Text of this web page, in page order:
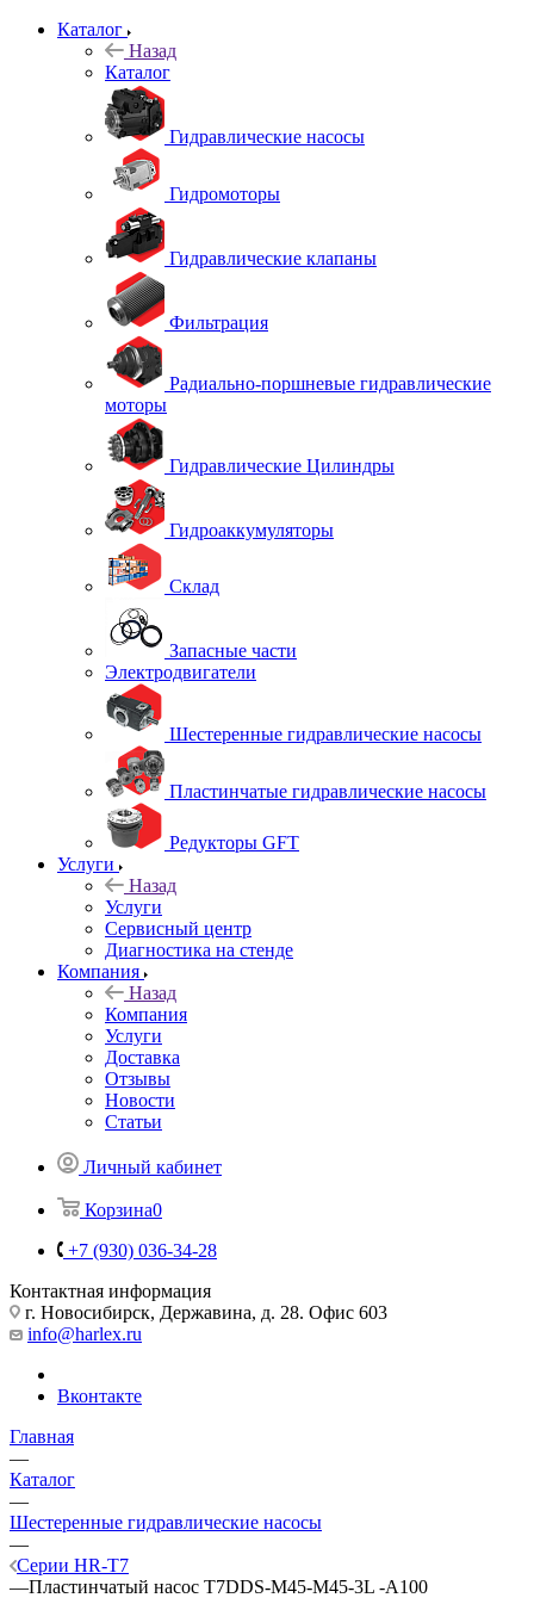
Каталог
Назад
Каталог
Гидравлические насосы
Гидромоторы
Гидравлические клапаны
Фильтрация
Радиально-поршневые гидравлические
моторы
Гидравлические Цилиндры
Гидроаккумуляторы
Склад
Запасные части
Электродвигатели
Шестеренные гидравлические насосы
Пластинчатые гидравлические насосы
Редукторы GFT
Услуги
Назад
Услуги
Сервисный центр
Диагностика на стенде
Компания
Назад
Компания
Услуги
Доставка
Отзывы
Новости
Статьи
Личный кабинет
Корзина0
+7 (930) 036-34-28
Контактная информация
г. Новосибирск, Державина, д. 28. Офис 603
info@harlex.ru
Вконтакте
Главная
—
Каталог
—
Шестеренные гидравлические насосы
—
Серии HR-T7
—Пластинчатый насос T7DDS-M45-M45-3L -A100